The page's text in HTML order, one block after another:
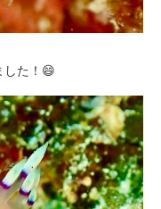
した！😄